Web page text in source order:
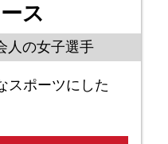
ス
人の女子選手
スポーツにした